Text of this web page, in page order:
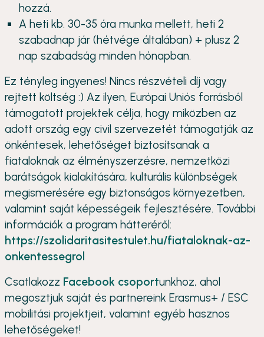
hozzá.
A heti kb. 30-35 óra munka mellett, heti 2
szabadnap jár (hétvége általában) + plusz 2
nap szabadság minden hónapban.
Ez tényleg ingyenes! Nincs részvételi díj vagy
rejtett költség :) Az ilyen, Európai Uniós forrásból
támogatott projektek célja, hogy miközben az
adott ország egy civil szervezetét támogatják az
önkéntesek, lehetőséget biztosítsanak a
fiataloknak az élményszerzésre, nemzetközi
barátságok kialakítására, kulturális különbségek
megismerésére egy biztonságos környezetben,
valamint saját képességeik fejlesztésére. További
információk a program hátteréről:
https://szolidaritasitestulet.hu/fiataloknak-az-
onkentessegrol
Csatlakozz Facebook csoportunkhoz, ahol
megosztjuk saját és partnereink Erasmus+ / ESC
mobilitási projektjeit, valamint egyéb hasznos
lehetőségeket!